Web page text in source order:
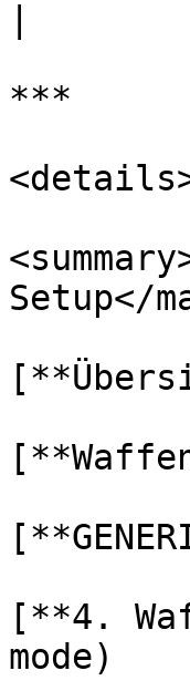
***
Setup</
[**4.
mode)